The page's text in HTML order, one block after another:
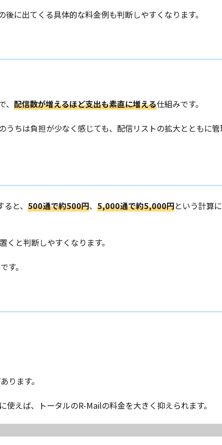
に出てくる具体的な料金例も判断しやすくなります。
配信数が増えるほど支出も素直に増える仕組みです。
ちは負担が少なく感じても、配信リストの拡大とともに
と、 500通で約500円、 5,000通で約5,000円という計算
と判断しやすくなります。
す。
ります。
えば、トータルのR-Mailの料金を大きく抑えられます。